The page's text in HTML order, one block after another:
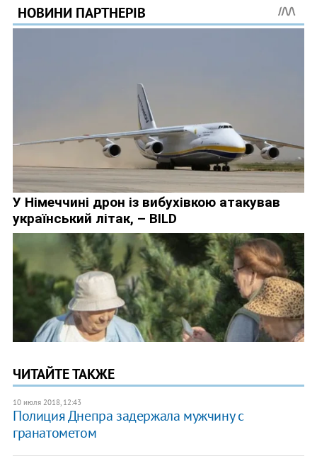
ЧИТАЙТЕ ТАКЖЕ
10 июля 2018, 12:43
Полиция Днепра задержала мужчину с
гранатометом